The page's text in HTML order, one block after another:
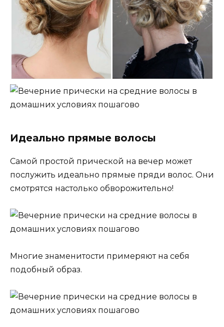
Идеально прямые волосы
Самой простой прической на вечер может
послужить идеально прямые пряди волос. Они
смотрятся настолько обворожительно!
Многие знаменитости примеряют на себя
подобный образ.